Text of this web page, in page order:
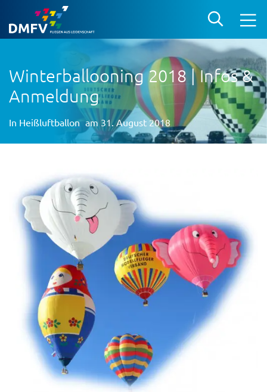
Winterballooning 2018 | Infos &
Anmeldung
In Heißluftballon am 31. August 2018